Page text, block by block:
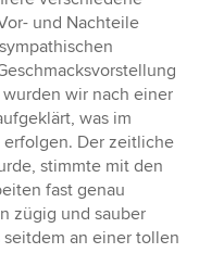
und Nachteile
wir nach einer
was im
Der zeitliche
stimmte mit den
fast genau
zügig und sauber
an einer tollen